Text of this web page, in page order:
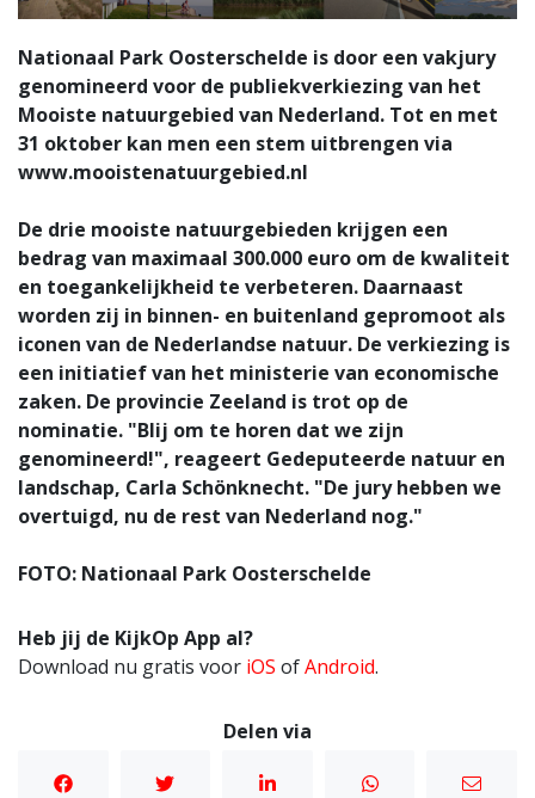
Nationaal Park Oosterschelde is door een vakjury
genomineerd voor de publiekverkiezing van het
Mooiste natuurgebied van Nederland. Tot en met
31 oktober kan men een stem uitbrengen via
www.mooistenatuurgebied.nl
De drie mooiste natuurgebieden krijgen een
bedrag van maximaal 300.000 euro om de kwaliteit
en toegankelijkheid te verbeteren. Daarnaast
worden zij in binnen- en buitenland gepromoot als
iconen van de Nederlandse natuur. De verkiezing is
een initiatief van het ministerie van economische
zaken. De provincie Zeeland is trot op de
nominatie. "Blij om te horen dat we zijn
genomineerd!", reageert Gedeputeerde natuur en
landschap, Carla Schönknecht. "De jury hebben we
overtuigd, nu de rest van Nederland nog."
FOTO: Nationaal Park Oosterschelde
Heb jij de KijkOp App al?
Download nu gratis voor iOS ofAndroid.
Delen via